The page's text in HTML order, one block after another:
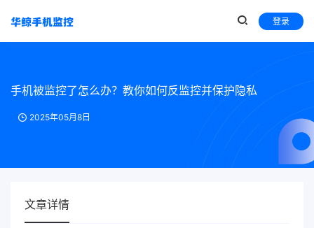
登录
手机被监控了怎么办？教你如何反监控并保护隐私
2025年05月8日
文章详情